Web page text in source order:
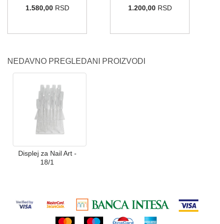
1.580,00RSD 1.200,00RSD
NEDAVNO PREGLEDANI PROIZVODI
Displej za Nail Art -
18/1